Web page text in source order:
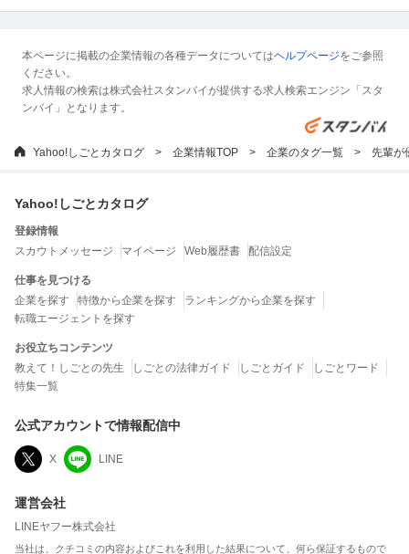
本ページに掲載の企業情報の各種データについてはヘルプページをご参照
ください。
求人情報の検索は株式会社スタンバイが提供する求人検索エンジン「スタ
ンバイ」となります。
Yahoo!しごとカタログ 企業情報TOP 企業のタグ一覧 先輩が
Yahoo!しごとカタログ
登録情報
スカウトメッセージ
マイページ Web履歴書 配信設定
仕事を見つける
企業を探す
特徴から企業を探す
ランキングから企業を探す
転職エージェントを探す
お役立ちコンテンツ
教えて！しごとの先生
しごとの法律ガイド しごとガイド
しごとワード
特集一覧
公式アカウントで情報配信中
X LINE
運営会社
LINEヤフー株式会社
当社は、クチコミの内容およびこれを利用した結果について、何ら保証するもので